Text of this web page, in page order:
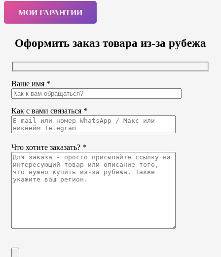
МОИ ГАРАНТИИ
Оформить заказ товара из-за рубежа
Ваше имя *
Как с вами связаться *
Что хотите заказать? *